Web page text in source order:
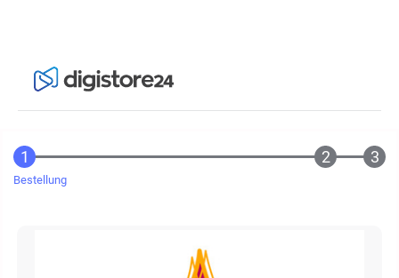
Bestellung